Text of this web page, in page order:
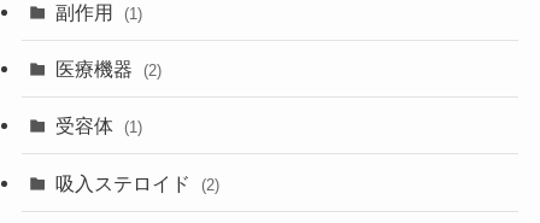
副作用 (1)
医療機器 (2)
受容体 (1)
吸入ステロイド (2)